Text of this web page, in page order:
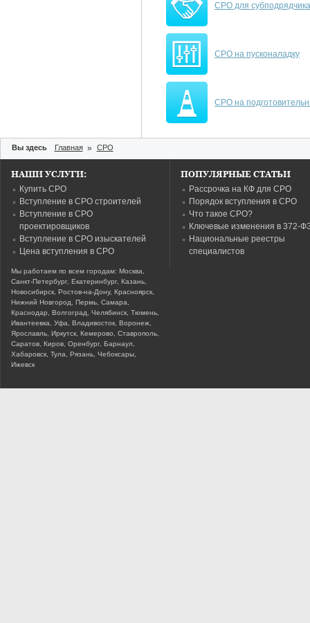
СРО для
СРО на пусконаладку
СРО на
Вы здесь Главная » СРО
НАШИ УСЛУГИ:
Купить СРО
Вступление в СРО строителей
Вступление в СРО
проектировщиков
Вступление в СРО изыскателей
Цена вступления в СРО
Мы работаем по всем городам: Москва,
Санкт-Петербург, Екатеринбург, Казань,
Новосибирск, Ростов-на-Дону, Красноярск,
Нижний Новгород, Пермь, Самара,
Краснодар, Волгоград, Челябинск, Тюмень,
Ивантеевка, Уфа, Владивосток, Воронеж,
Ярославль, Иркутск, Кемерово, Ставрополь,
Саратов, Киров, Оренбург, Барнаул,
Хабаровск, Тула, Рязань, Чебоксары,
Ижевск
ПОПУЛЯРНЫЕ СТАТЬИ
Рассрочка на КФ для СРО
Порядок вступления в СРО
Что такое СРО?
Ключевые изменения в 372-
Национальные реестры
специалистов